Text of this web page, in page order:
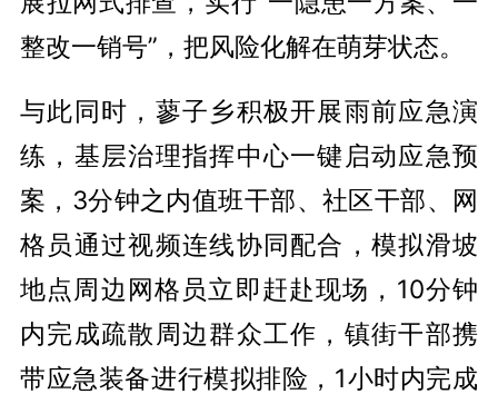
整改一销号”，把风险化解在萌芽状态。
与此同时，蓼子乡积极开展雨前应急演
练，基层治理指挥中心一键启动应急预
案，3分钟之内值班干部、社区干部、网
格员通过视频连线协同配合，模拟滑坡
地点周边网格员立即赶赴现场，10分钟
内完成疏散周边群众工作，镇街干部携
带应急装备进行模拟排险，1小时内完成